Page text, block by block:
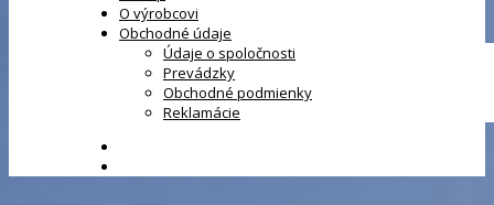
O výrobcovi
Obchodné údaje
Údaje o spoločnosti
Prevádzky
Obchodné podmienky
Reklamácie